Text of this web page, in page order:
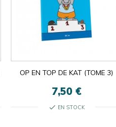
OP EN TOP DE KAT (TOME 3)
7,50 €
check EN STOCK